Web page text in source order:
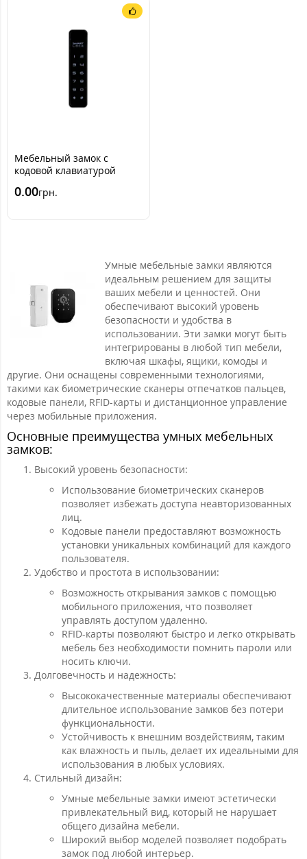
Мебельный замок с
кодовой клавиатурой
0.00грн.
Умные мебельные замки являются
идеальным решением для защиты
ваших мебели и ценностей. Они
обеспечивают высокий уровень
безопасности и удобства в
использовании. Эти замки могут быть
интегрированы в любой тип мебели,
включая шкафы, ящики, комоды и
другие. Они оснащены современными технологиями,
такими как биометрические сканеры отпечатков пальцев,
кодовые панели, RFID-карты и дистанционное управление
через мобильные приложения.
Основные преимущества умных мебельных
замков:
Высокий уровень безопасности:
Использование биометрических сканеров
позволяет избежать доступа неавторизованных
лиц.
Кодовые панели предоставляют возможность
установки уникальных комбинаций для каждого
пользователя.
Удобство и простота в использовании:
Возможность открывания замков с помощью
мобильного приложения, что позволяет
управлять доступом удаленно.
RFID-карты позволяют быстро и легко открывать
мебель без необходимости помнить пароли или
носить ключи.
Долговечность и надежность:
Высококачественные материалы обеспечивают
длительное использование замков без потери
функциональности.
Устойчивость к внешним воздействиям, таким
как влажность и пыль, делает их идеальными для
использования в любых условиях.
Стильный дизайн:
Умные мебельные замки имеют эстетически
привлекательный вид, который не нарушает
общего дизайна мебели.
Широкий выбор моделей позволяет подобрать
замок под любой интерьер.